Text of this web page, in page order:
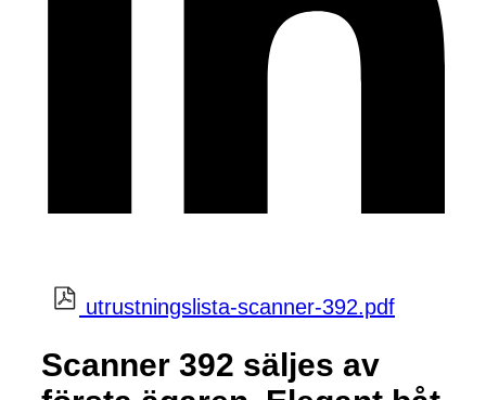
utrustningslista-scanner-392.pdf
Scanner 392 säljes av